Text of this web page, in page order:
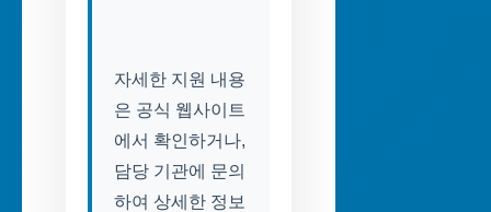
자세한 지원 내용
은 공식 웹사이트
에서 확인하거나,
담당 기관에 문의
하여 상세한 정보